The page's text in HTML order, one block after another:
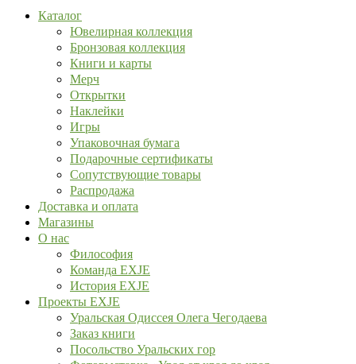
Каталог
Ювелирная коллекция
Бронзовая коллекция
Книги и карты
Мерч
Открытки
Наклейки
Игры
Упаковочная бумага
Подарочные сертификаты
Сопутствующие товары
Распродажа
Доставка и оплата
Магазины
О нас
Философия
Команда EXJE
История EXJE
Проекты EXJE
Уральская Одиссея Олега Чегодаева
Заказ книги
Посольство Уральских гор